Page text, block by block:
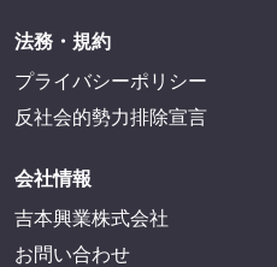
法務・規約
プライバシーポリシー
反社会的勢力排除宣言
会社情報
吉本興業株式会社
お問い合わせ